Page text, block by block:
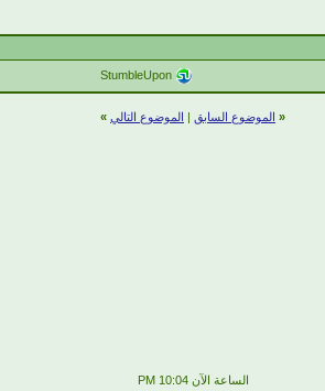
StumbleUpon
« الموضوع السابق الموضوع التالي »
الساعة الآن10:04 PM